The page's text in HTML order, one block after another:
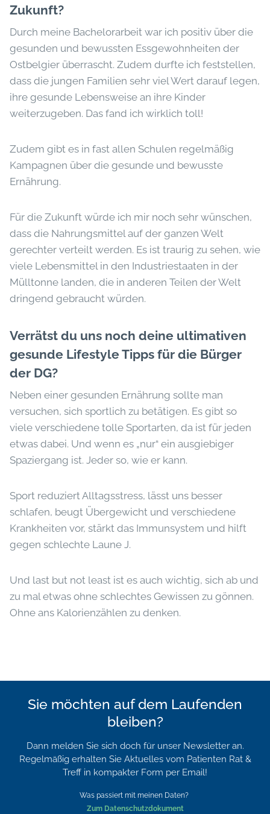
Zukunft?
Durch meine Bachelorarbeit war ich positiv über die
gesunden und bewussten Essgewohnheiten der
Ostbelgier überrascht. Zudem durfte ich feststellen,
dass die jungen Familien sehr viel Wert darauf legen,
ihre gesunde Lebensweise an ihre Kinder
weiterzugeben. Das fand ich wirklich toll!
Zudem gibt es in fast allen Schulen regelmäßig
Kampagnen über die gesunde und bewusste
Ernährung.
Für die Zukunft würde ich mir noch sehr wünschen,
dass die Nahrungsmittel auf der ganzen Welt
gerechter verteilt werden. Es ist traurig zu sehen, wie
viele Lebensmittel in den Industriestaaten in der
Mülltonne landen, die in anderen Teilen der Welt
dringend gebraucht würden.
Verrätst du uns noch deine ultimativen
gesunde Lifestyle Tipps für die Bürger
der DG?
Neben einer gesunden Ernährung sollte man
versuchen, sich sportlich zu betätigen. Es gibt so
viele verschiedene tolle Sportarten, da ist für jeden
etwas dabei. Und wenn es „nur“ ein ausgiebiger
Spaziergang ist. Jeder so, wie er kann.
Sport reduziert Alltagsstress, lässt uns besser
schlafen, beugt Übergewicht und verschiedene
Krankheiten vor, stärkt das Immunsystem und hilft
gegen schlechte Laune J.
Und last but not least ist es auch wichtig, sich ab und
zu mal etwas ohne schlechtes Gewissen zu gönnen.
Ohne ans Kalorienzählen zu denken.
Sie möchten auf dem Laufenden
bleiben?
Dann melden Sie sich doch für unser Newsletter an.
Regelmäßig erhalten Sie Aktuelles vom Patienten Rat &
Treff in kompakter Form per Email!
Was passiert mit meinen Daten?
Zum Datenschutzdokument